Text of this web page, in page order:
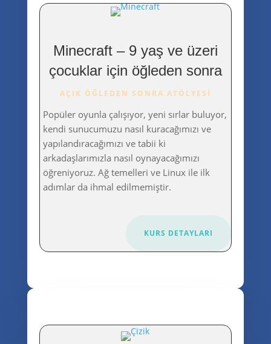
Minecraft – 9 yaş ve üzeri
çocuklar için öğleden sonra
AÇIK ÖĞLEDEN SONRA ATÖLYESI
Popüler oyunla çalışıyor, yeni sırlar buluyor,
kendi sunucumuzu nasıl kuracağımızı ve
yapılandıracağımızı ve tabii ki
arkadaşlarımızla nasıl oynayacağımızı
öğreniyoruz. Ağ temelleri ve Linux ile ilk
adımlar da ihmal edilmemiştir.
KURS DETAYLARI